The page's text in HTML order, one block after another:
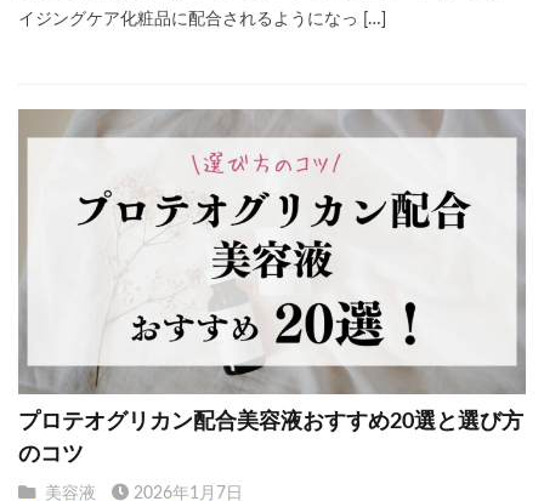
イジングケア化粧品に配合されるようになっ […]
プロテオグリカン配合美容液おすすめ20選と選び方
のコツ
美容液 2026年1月7日